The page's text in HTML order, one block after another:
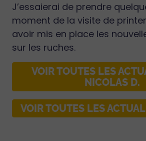
J’essaierai de prendre
moment de la visite de
avoir mis en place les
sur les ruches.
VOIR TOUTES LES
NICOLAS D.
VOIR TOUTES LES